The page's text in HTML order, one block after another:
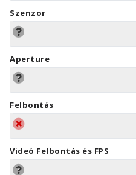
Szenzor
Aperture
Felbontás
Videó Felbontás és FPS